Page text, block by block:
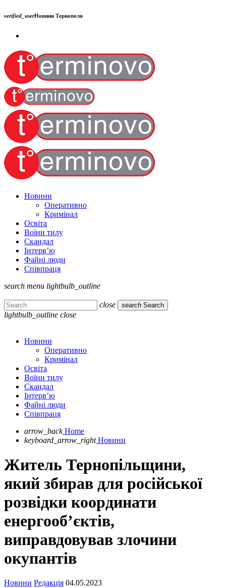
verified_userНовини Тернополя
Новини
Оперативно
Кримінал
Освіта
Воїни тилу
Скандал
Інтерв’ю
Файні люди
Співпраця
search menu lightbulb_outline
close search Search
lightbulb_outline close
Новини
Оперативно
Кримінал
Освіта
Воїни тилу
Скандал
Інтерв’ю
Файні люди
Співпраця
arrow_back Home
keyboard_arrow_right Новини
Житель Тернопільщини,
який збирав для російської
розвідки координати
енергооб’єктів,
виправдовував злочини
окупантів
Новини Редакція 04.05.2023